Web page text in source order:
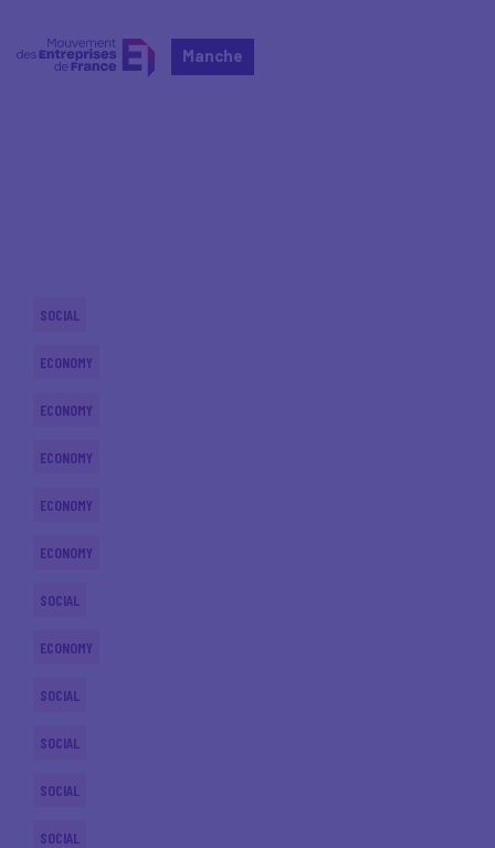
Manche
SOCIAL
ECONOMY
ECONOMY
ECONOMY
ECONOMY
ECONOMY
SOCIAL
ECONOMY
SOCIAL
SOCIAL
SOCIAL
SOCIAL